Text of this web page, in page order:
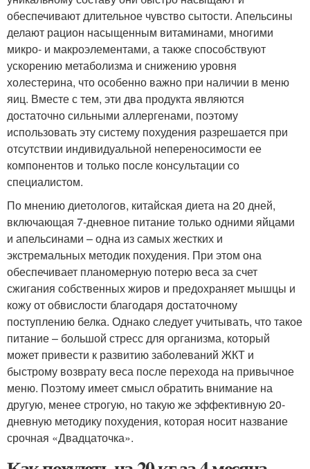
обеспечивают длительное чувство сытости. Апельсины
делают рацион насыщенным витаминами, многими
микро- и макроэлементами, а также способствуют
ускорению метаболизма и снижению уровня
холестерина, что особенно важно при наличии в меню
яиц. Вместе с тем, эти два продукта являются
достаточно сильными аллергенами, поэтому
использовать эту систему похудения разрешается при
отсутствии индивидуальной непереносимости ее
компонентов и только после консультации со
специалистом.
По мнению диетологов, китайская диета на 20 дней,
включающая 7-дневное питание только одними яйцами
и апельсинами – одна из самых жестких и
экстремальных методик похудения. При этом она
обеспечивает планомерную потерю веса за счет
сжигания собственных жиров и предохраняет мышцы и
кожу от обвислости благодаря достаточному
поступлению белка. Однако следует учитывать, что такое
питание – большой стресс для организма, который
может привести к развитию заболеваний ЖКТ и
быстрому возврату веса после перехода на привычное
меню. Поэтому имеет смысл обратить внимание на
другую, менее строгую, но такую же эффективную 20-
дневную методику похудения, которая носит название
срочная «Двадцаточка».